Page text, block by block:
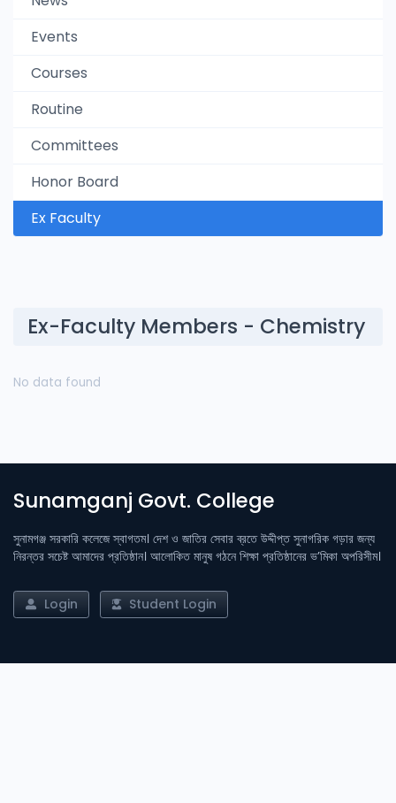
Events
Courses
Routine
Committees
Honor Board
Ex Faculty
Ex-Faculty Members - Chemistry
No data found
Sunamganj Govt. College
সুনামগঞ্জ সরকারি কলেজে স্বাগতম। দেশ ও জাতির সেবার ব্রতে উদ্দীপ্ত সুনাগরিক গড়ার জন্য
নিরন্তর সচেষ্ট আমাদের প্রতিষ্ঠান। আলোকিত মানুষ গঠনে শিক্ষা প্রতিষ্ঠানের ভ’মিকা অপরিসীম।
Login Student Login